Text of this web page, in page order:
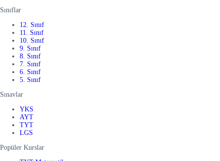
Sınıflar
12. Sınıf
11. Sınıf
10. Sınıf
9. Sınıf
8. Sınıf
7. Sınıf
6. Sınıf
5. Sınıf
Sınavlar
YKS
AYT
TYT
LGS
Popüler Kurslar